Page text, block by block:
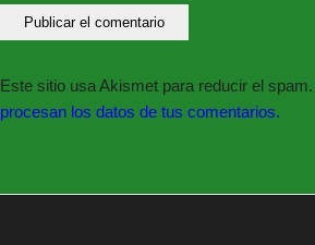
Organiza: Real Sociedad Canina de España,
Este sitio usa Akismet para reducir el spam.
procesan los datos de tus comentarios.